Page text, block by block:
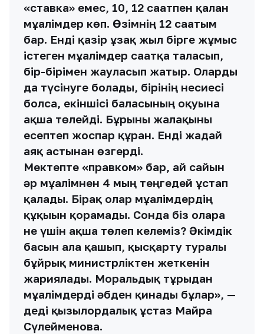
«ставка» емес, 10, 12 сағатпен қалған
мұғалімдер көп. Өзімнің 12 сағатым
бар. Енді қазір ұзақ жыл бірге жұмыс
істеген мұғалімдер сағатқа таласып,
бір-бірімен жауласып жатыр. Оларды
да түсінуге болады, бірінің несиесі
болса, екіншісі баласының оқуына
ақша төлейді. Бұрынғы жалақыны
есептеп жоспар құрған. Енді жағдай
аяқ астынан өзгерді.
Мектепте «правком» бар, ай сайын
әр мұғалімнен 4 мың теңгедей ұстап
қалады. Бірақ олар мұғалімдердің
құқығын қорғамады. Сонда біз оларға
не үшін ақша төлеп келеміз? Әкімдік
басын ала қашып, қысқарту туралы
бұйрық министрліктен жеткенін
жариялады. Моральдық тұрғыдан
мұғалімдерді әбден қинады бұлар», —
деді қызылордалық ұстаз Майра
Сүлейменова.